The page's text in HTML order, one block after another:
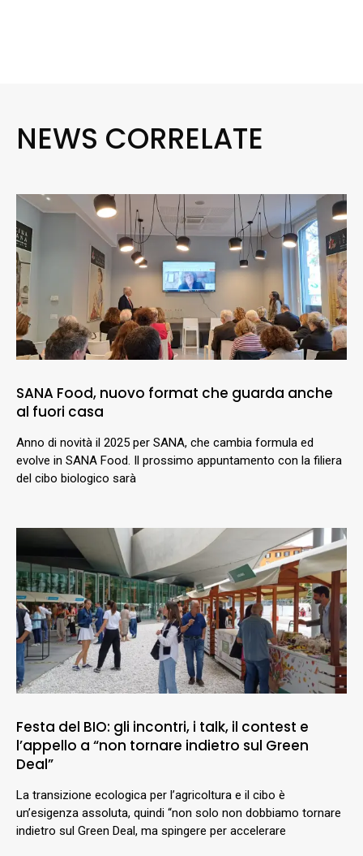
NEWS CORRELATE
SANA Food, nuovo format che guarda anche
al fuori casa
Anno di novità il 2025 per SANA, che cambia formula ed
evolve in SANA Food. Il prossimo appuntamento con la filiera
del cibo biologico sarà
Festa del BIO: gli incontri, i talk, il contest e
l’appello a “non tornare indietro sul Green
Deal”
La transizione ecologica per l’agricoltura e il cibo è
un’esigenza assoluta, quindi “non solo non dobbiamo tornare
indietro sul Green Deal, ma spingere per accelerare